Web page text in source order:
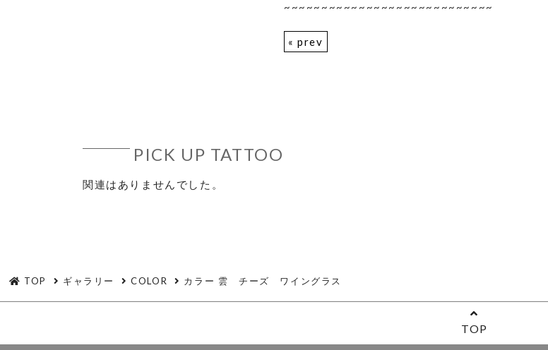
~~~~~~~~~~~~~~~~~~~~~~~~~~~~
« prev
PICK UP TATTOO
関連はありませんでした。
TOP ギャラリー COLOR カラー 雲 チーズ ワイングラス
TOP